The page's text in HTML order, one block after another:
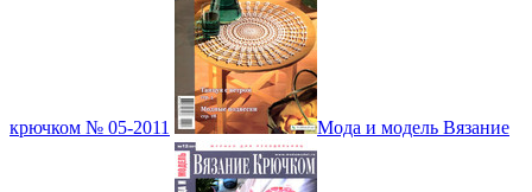
крючком № 05-2011 Мода и модель Вязание